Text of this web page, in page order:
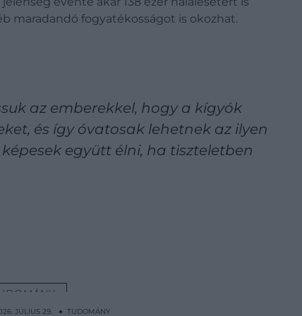
maradandó fogyatékosságot is okozhat.
az emberekkel, hogy a kígyók
és így óvatosak lehetnek az ilyen
együtt élni, ha tiszteletben
JÚLIUS 29. ● TUDOMÁNY